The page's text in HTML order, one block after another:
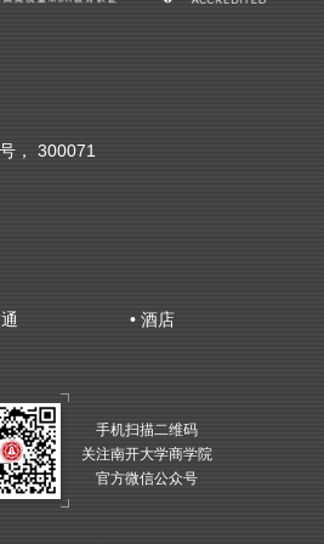
， 300071
• 酒店
手机扫描二维码
关注南开大学商学院
官方微信公众号